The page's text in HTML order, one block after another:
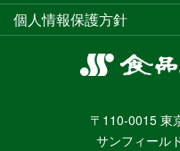
〒110-0015 東
サンフィール
個人情報保護方針